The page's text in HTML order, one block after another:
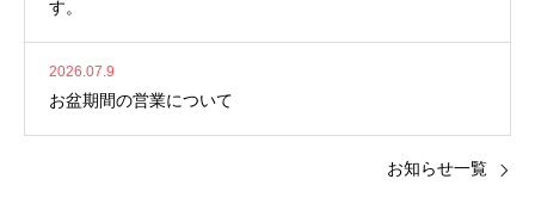
す。
2026.07.9
お盆期間の営業について
お知らせ一覧